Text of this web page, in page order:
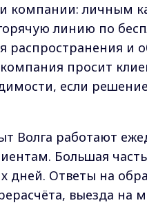
компании: личным
линию по
распространения и
просит
если
Волга работают
Большая
дней. Ответы на
выезда на